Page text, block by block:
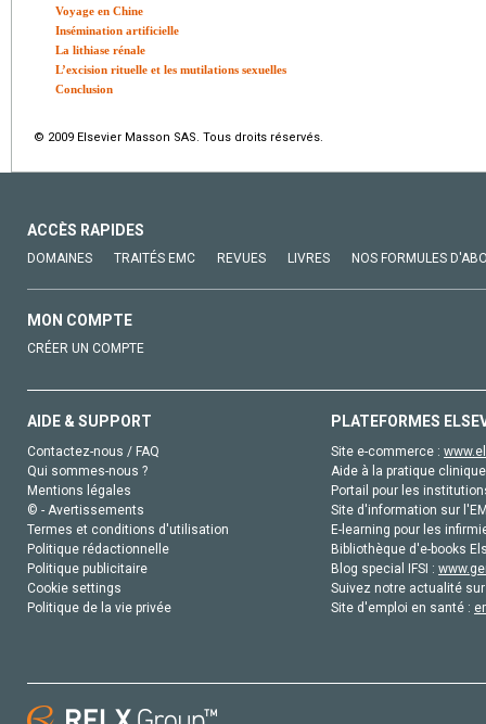
Voyage en Chine
Insémination artificielle
La lithiase rénale
L’excision rituelle et les mutilations sexuelles
Conclusion
© 2009 Elsevier Masson SAS. Tous droits réservés.
ACCÈS RAPIDES
DOMAINES TRAITÉS EMC REVUES LIVRES NOS FORMULES
MON COMPTE
CRÉER UN COMPTE
AIDE & SUPPORT
Contactez-nous / FAQ
Qui sommes-nous ?
Mentions légales
© - Avertissements
Termes et conditions d'utilisation
Politique rédactionnelle
Politique publicitaire
Cookie settings
Politique de la vie privée
PLATEFORMES
Site e-commerce :
Aide à la pratique
Portail pour les
Site d'information sur
E-learning pour les
Bibliothèque d'e-books
Blog special IFSI :
Suivez notre actualité
Site d'emploi en santé :